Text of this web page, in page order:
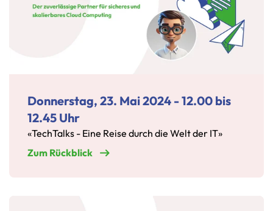
Donnerstag, 23. Mai 2024 - 12.00 bis
12.45 Uhr
«TechTalks - Eine Reise durch die Welt der IT»
Zum Rückblick